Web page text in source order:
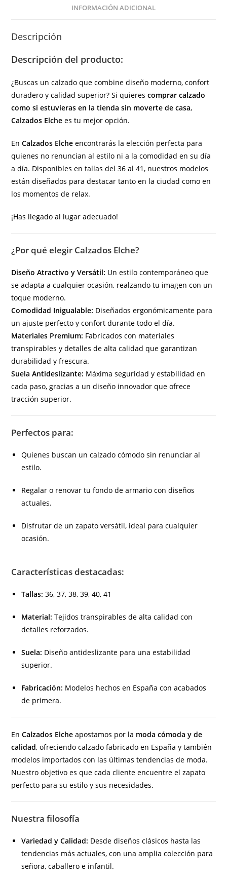
España)
cantidad
INFORMACIÓN ADICIONAL
Descripción
Descripción del producto:
¿Buscas un calzado que combine diseño moderno, confort
duradero y calidad superior? Si quierescomprar calzado
como si estuvieras en la tienda sin moverte de casa,
Calzados Elche es tu mejor opción.
EnCalzados Elche encontrarás la elección perfecta para
quienes no renuncian al estilo ni a la comodidad en su día
a día. Disponibles en tallas del 36 al 41, nuestros modelos
están diseñados para destacar tanto en la ciudad como en
los momentos de relax.
¡Has llegado al lugar adecuado!
¿Por qué elegir Calzados Elche?
Diseño Atractivo y Versátil: Un estilo contemporáneo que
se adapta a cualquier ocasión, realzando tu imagen con un
toque moderno.
Comodidad Inigualable: Diseñados ergonómicamente para
un ajuste perfecto y confort durante todo el día.
Materiales Premium: Fabricados con materiales
transpirables y detalles de alta calidad que garantizan
durabilidad y frescura.
Suela Antideslizante: Máxima seguridad y estabilidad en
cada paso, gracias a un diseño innovador que ofrece
tracción superior.
Perfectos para:
Quienes buscan un calzado cómodo sin renunciar al
estilo.
Regalar o renovar tu fondo de armario con diseños
actuales.
Disfrutar de un zapato versátil, ideal para cualquier
ocasión.
Características destacadas:
Tallas: 36, 37, 38, 39, 40, 41
Material: Tejidos transpirables de alta calidad con
detalles reforzados.
Suela: Diseño antideslizante para una estabilidad
superior.
Fabricación: Modelos hechos en España con acabados
de primera.
EnCalzados Elche apostamos por la moda cómoda y de
calidad, ofreciendo calzado fabricado en España y también
modelos importados con las últimas tendencias de moda.
Nuestro objetivo es que cada cliente encuentre el zapato
perfecto para su estilo y sus necesidades.
Nuestra filosofía
Variedad y Calidad: Desde diseños clásicos hasta las
tendencias más actuales, con una amplia colección para
señora, caballero e infantil.